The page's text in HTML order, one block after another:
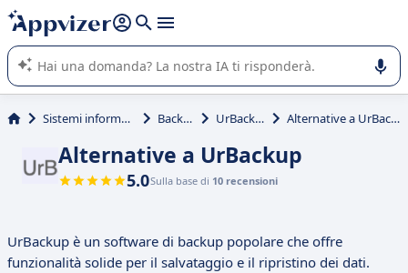
righe con
shift + enter
L'IA di Appvizer vi guida nell'utilizzo o nella scelta di un
software SaaS per la vostra azienda.
Sistemi informativi Backup UrBackup Alternative a UrBackup
Alternative a UrBackup
5.0Sulla base di 10 recensioni
UrBackup è un software di backup popolare che offre
funzionalità solide per il salvataggio e il ripristino dei dati.